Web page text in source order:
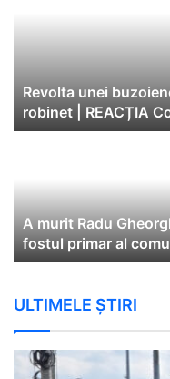
Revolta unei
robinet | REACȚIA
A murit Radu
fostul primar al
Cătina
ULTIMELE ȘTIRI